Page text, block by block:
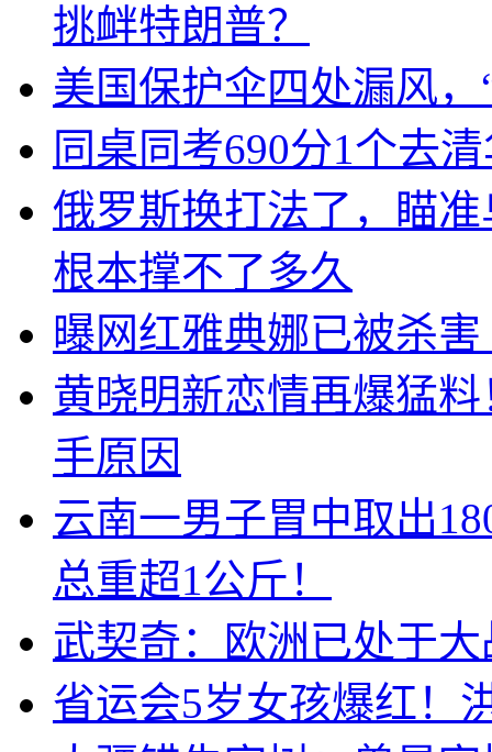
挑衅特朗普？
美国保护伞四处漏风
同桌同考690分1个去
俄罗斯换打法了，瞄
根本撑不了多久
曝网红雅典娜已被杀
黄晓明新恋情再爆猛
手原因
云南一男子胃中取出
总重超1公斤！
武契奇：欧洲已处于
省运会5岁女孩爆红！